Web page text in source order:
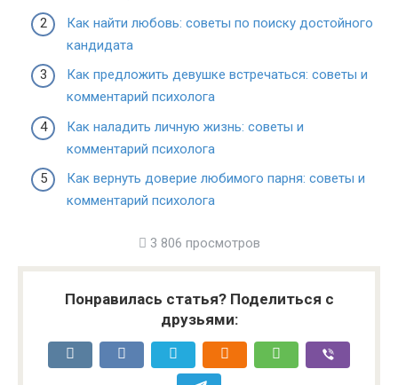
Как найти любовь: советы по поиску достойного
кандидата
Как предложить девушке встречаться: советы и
комментарий психолога
Как наладить личную жизнь: советы и
комментарий психолога
Как вернуть доверие любимого парня: советы и
комментарий психолога
3 806 просмотров
Понравилась статья? Поделиться с
друзьями: